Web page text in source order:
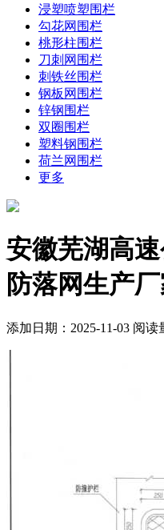
浸塑喷塑围栏
勾花网围栏
桃形柱围栏
刀刺网围栏
刺铁丝围栏
钢板网围栏
锌钢围栏
双圈围栏
塑料钢围栏
荷兰网围栏
更多
安徽芜湖高
防落网生产
添加日期：2025-11-03 阅读